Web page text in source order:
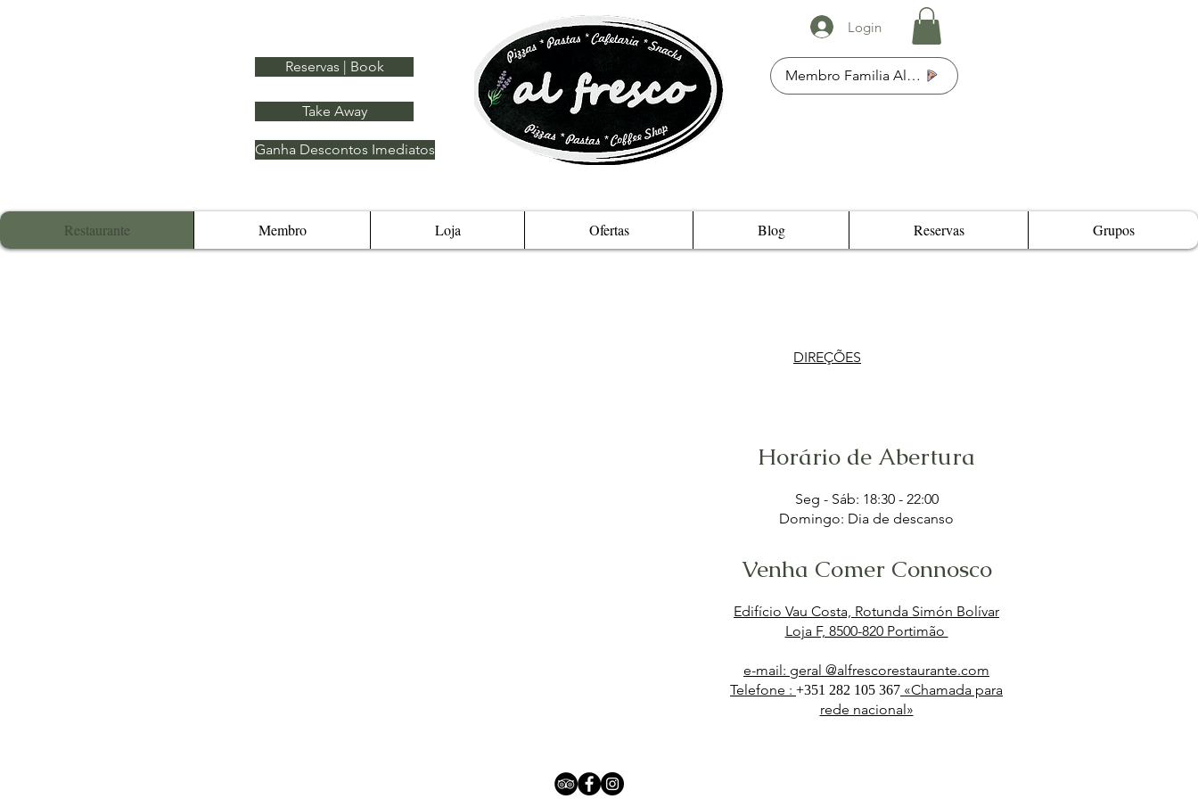
Reservas | Book
Take Away
Ganha Descontos Imediatos
Login
Membro Familia Al Fresco
Restaurante Membro Loja Ofertas Blog Reservas Grupos
DIREÇÕES
Horário de Abertura
Seg - Sáb: 18:30 - 22:00
Domingo: Dia de descanso
Venha Comer Connosco
Edifício Vau Costa, Rotunda Simón Bolívar
Loja F, 8500-820 Portimão
e-mail: geral @alfrescorestaurante.com
Telefone : +351 282 105 367 «Chamada para
rede nacional»